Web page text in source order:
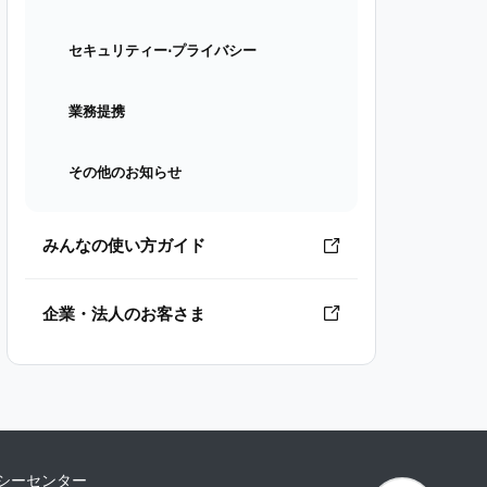
セキュリティー⋅プライバシー
業務提携
その他のお知らせ
みんなの使い方ガイド
企業・法人のお客さま
ーセンター